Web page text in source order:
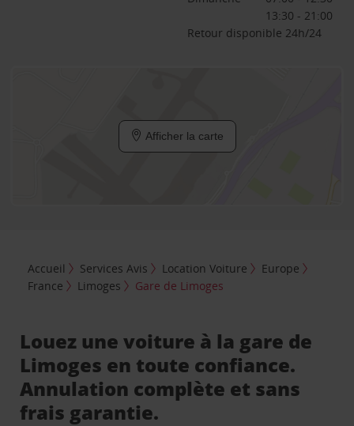
13:30 - 21:00
Retour disponible 24h/24
Afficher la carte
Accueil Services Avis Location Voiture
Europe
France
Limoges Gare de Limoges
Louez une voiture à la gare de
Limoges en toute confiance.
Annulation complète et sans
frais garantie.